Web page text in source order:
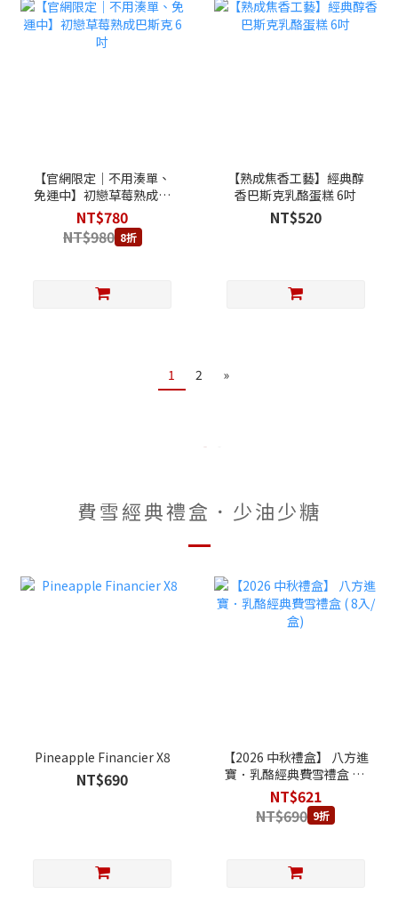
【官網限定｜不用湊單、
免運中】初戀草莓熟成巴
斯克 6吋
NT$780
NT$980 8折
【熟成焦香工藝】經典醇
香巴斯克乳酪蛋糕 6吋
NT$520
1 2 »
費雪經典禮盒．少油少糖
Pineapple Financier X8
NT$690
【2026 中秋禮盒】 八方進
寶．乳酪經典費雪禮盒 ( 8
入/盒)
NT$621
NT$690 9折